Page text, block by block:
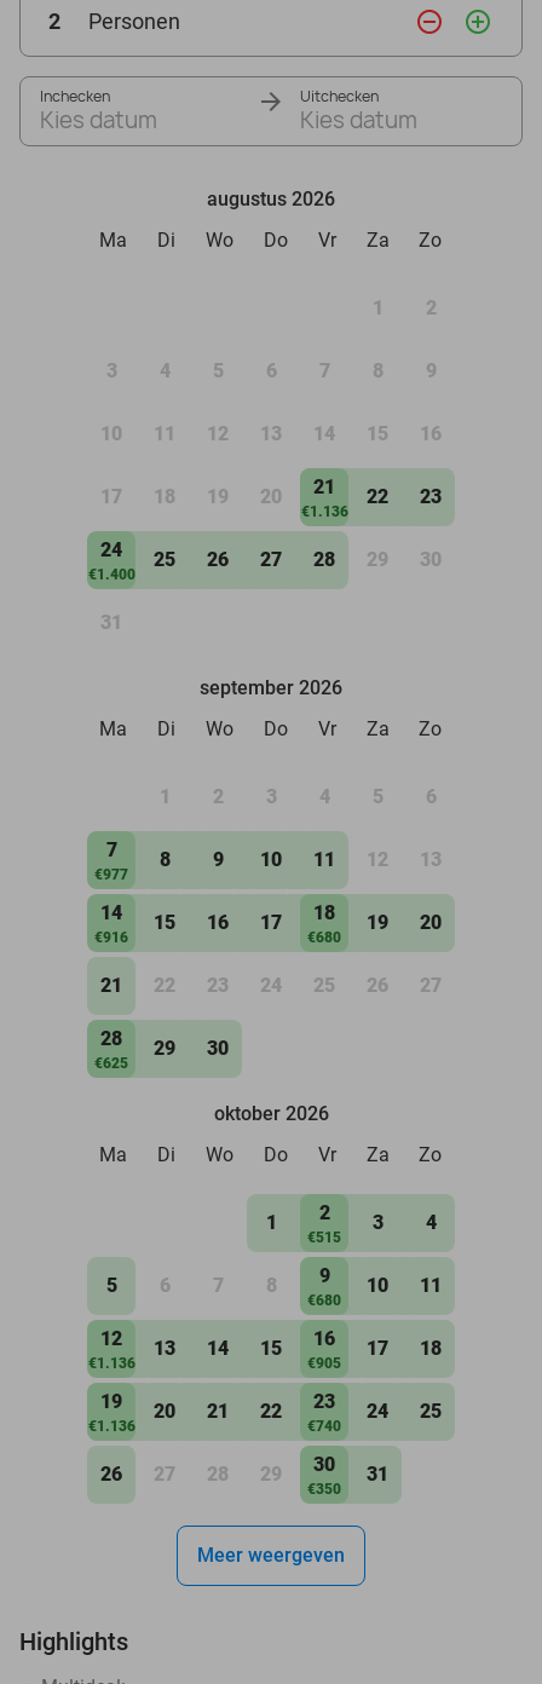
2 Personen remove_circle_outline add_circle_outline
Inchecken
Kies datum
Uitchecken
Kies datum
augustus 2026
Ma
Di Wo Do Vr Za Zo
1 2
3 4 5 6 7 8 9
10 11 12 13 14 15 16
17 18 19 20 21
€1.136
22 23
24
€1.400
25 26 27 28 29 30
31
september 2026
Ma
Di Wo Do Vr Za Zo
1 2 3 4 5 6
7
€977
8 9 10 11 12 13
14
€916
15 16 17 18
€680
19 20
21 22 23 24 25 26 27
28
€625
29 30
oktober 2026
Ma
Di Wo Do Vr Za Zo
1 2
€515
3 4
5 6 7 8 9
€680
10 11
12
€1.136
13 14 15 16
€905
17 18
19
€1.136
20 21 22 23
€740
24 25
26 27 28 29 30
€350
31
Meer weergeven
Highlights